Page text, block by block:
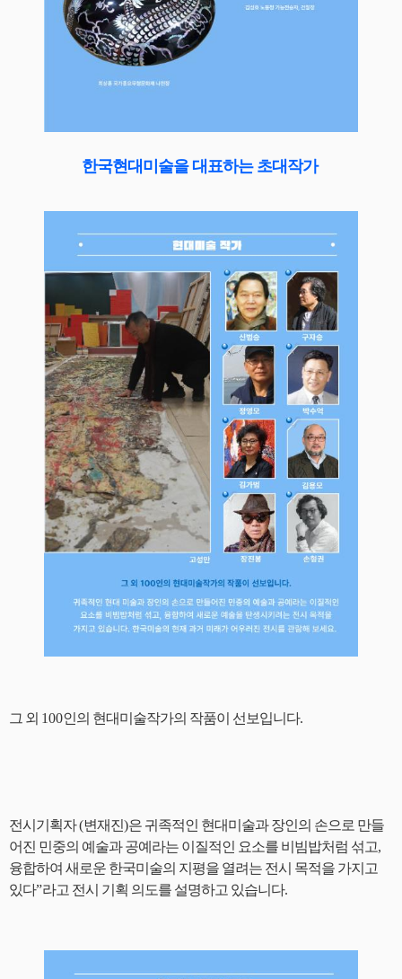
한국현대미술을 대표하는 초대작가
그 외 100인의 현대미술작가의 작품이 선보입니다.
전시기획자(변재진)은 귀족적인 현대미술과 장인의 손으로 만들
어진 민중의 예술과 공예라는 이질적인 요소를 비빔밥처럼 섞고,
융합하여 새로운 한국미술의 지평을 열려는 전시 목적을 가지고
있다”라고 전시 기획 의도를 설명하고 있습니다.